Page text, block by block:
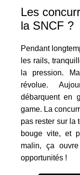
Les
la SNCF ?
Pendant
les rails,
la pression.
révolue.
débarquent en
game. La
pas rester sur la
bouge vite, et
malin, ça
opportunités !